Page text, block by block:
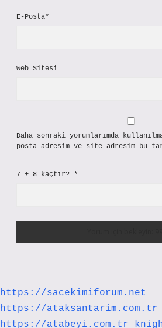
E-Posta*
Web Sitesi
Daha sonraki yorumlarımda
posta adresim ve site adresim bu
7 + 8 kaçtır? *
https://sacekimiforum.net
https://ataksantarim.com.tr
https://atabeyi.com.tr